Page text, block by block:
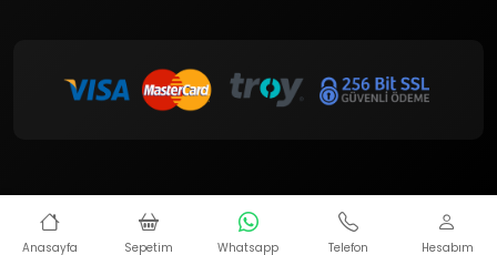
Anasayfa Sepetim Whatsapp Telefon Hesabım